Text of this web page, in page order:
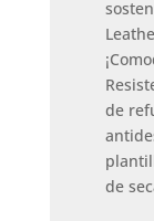
de
de